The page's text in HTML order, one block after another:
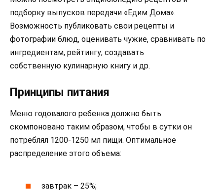
подборку выпусков передачи «Едим Дома».
Возможность публиковать свои рецепты и
фотографии блюд, оценивать чужие, сравнивать по
ингредиентам, рейтингу; создавать
собственную кулинарную книгу и др.
Принципы питания
Меню годовалого ребенка должно быть
скомпоновано таким образом, чтобы в сутки он
потреблял 1200-1250 мл пищи. Оптимальное
распределение этого объема:
завтрак – 25%;